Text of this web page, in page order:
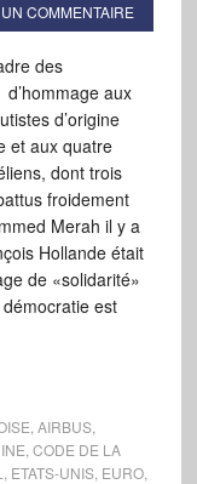
COMMENTAIRE
des
aux
d’origine
et aux quatre
dont trois
froidement
Merah il y a
Hollande était
de «solidarité»
est
AIRBUS,
CODE DE LA
ETATS-UNIS, EURO,